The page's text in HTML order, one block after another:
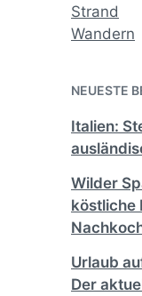
Strand
Wandern
NEUESTE
Italien:
Wilder
köstliche
Urlaub
Der